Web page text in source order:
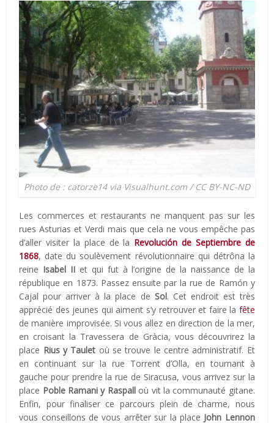
Photo de : catorze14 via Visualhunt.com / CC BY-NC-ND
Les commerces et restaurants ne manquent pas sur les
rues Asturias et Verdi mais que cela ne vous empêche pas
d’aller visiter la place de la Revolución de Septiembre de
1868, date du soulèvement révolutionnaire qui détrôna la
reine Isabel IIet qui fut à l’origine de la naissance de la
république en 1873. Passez ensuite par la rue de Ramón y
Cajal pour arriver à la place de Sol. Cet endroit est très
apprécié des jeunes qui aiment s’y retrouver et faire la fête
de manière improvisée. Si vous allez en direction de la mer,
en croisant la Travessera de Gràcia, vous découvrirez la
place Rius y Taulet où se trouve le centre administratif. Et
en continuant sur la rue Torrent d’Olla, en tournant à
gauche pour prendre la rue de Siracusa, vous arrivez sur la
place Poble Ramani y Raspalloù vit la communauté gitane.
Enfin, pour finaliser ce parcours plein de charme, nous
vous conseillons de vous arrêter sur la place John Lennon